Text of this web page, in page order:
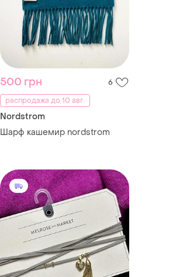
500 грн
6
распродажа до 10 авг.
Nordstrom
Шарф кашемир nordstrom